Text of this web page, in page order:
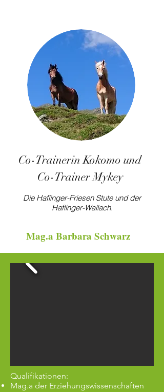
Co-Trainerin Kokomo und
Co-Trainer Mykey
Die Haflinger-Friesen Stute und der
Haflinger-Wallach.
Mag.a Barbara Schwarz
Qualifikationen:​
Mag.a der Erziehungswissenschaften